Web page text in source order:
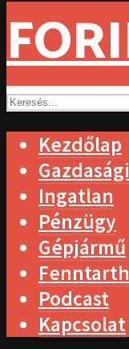
Kezdőlap
Ingatlan
Pénzügy
Gépjármű
Podcast
Kapcsolat